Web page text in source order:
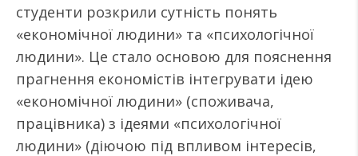
студенти розкрили сутність понять
«економічної людини» та «психологічної
людини». Це стало основою для пояснення
прагнення економістів інтегрувати ідею
«економічної людини» (споживача,
працівника) з ідеями «психологічної
людини» (діючою під впливом інтересів,